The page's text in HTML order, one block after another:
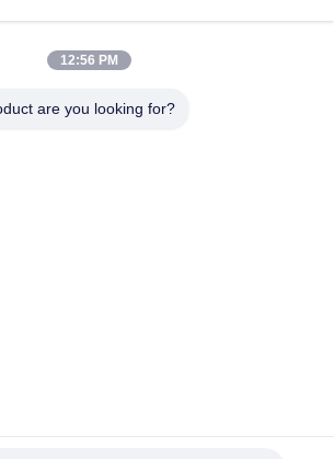
কম্প্রেসার হেড 2 সিলিন্ডার এবং 0.8Mpa/115psi চাপ
12:56 PM
are you looking for?